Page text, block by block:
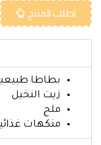
اطلب المنتج
بطاطا
زيت النخيل
ملح
منكهات